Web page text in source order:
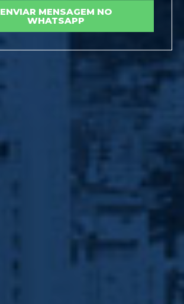
ENVIAR MENSAGEM NO
WHATSAPP